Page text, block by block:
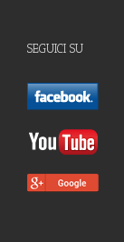
SEGUICI SU